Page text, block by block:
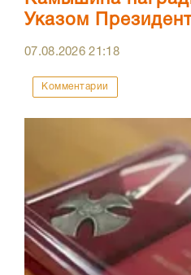
Указом
07.08.202621:18
Комментарии